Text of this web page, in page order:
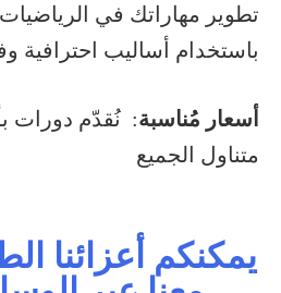
تطوير مهاراتك في الرياضيات
باستخدام أساليب احترافية
أسعار مُناسبة: نُقدّم دورات
متناول الجميع
يمكنكم أعزائنا